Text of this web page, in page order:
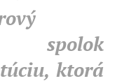
spolok
ktorá